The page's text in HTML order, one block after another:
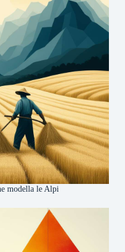
modella le Alpi